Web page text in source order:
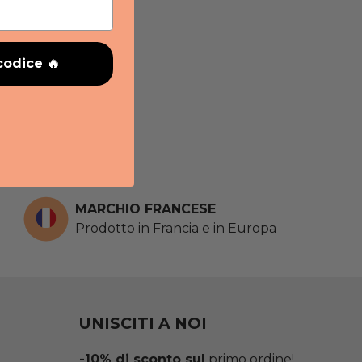
MARCHIO FRANCESE
Prodotto in Francia e in Europa
UNISCITI A NOI
🔥